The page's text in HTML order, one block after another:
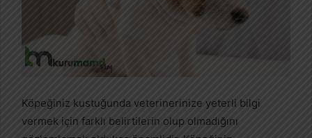
Köpeğiniz kustuğunda veterinerinize yeterli bilgi
vermek için farklı belirtilerin olup olmadığını